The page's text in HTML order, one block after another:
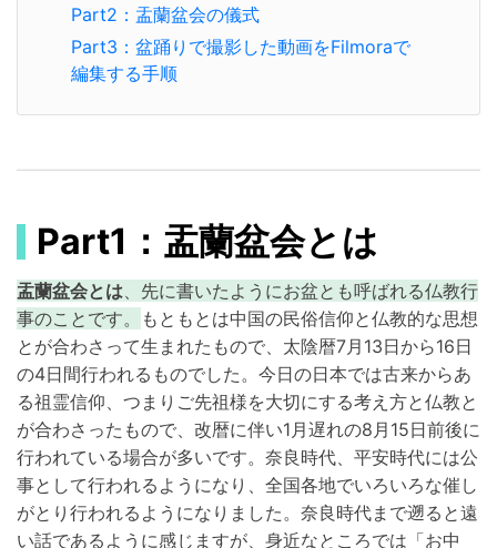
Part2：盂蘭盆会の儀式
Part3：盆踊りで撮影した動画をFilmoraで
編集する手顺
Part1：盂蘭盆会とは
盂蘭盆会とは、先に書いたようにお盆とも呼ばれる仏教行
事のことです。
もともとは中国の民俗信仰と仏教的な思想
とが合わさって生まれたもので、太陰暦7月13日から16日
の4日間行われるものでした。今日の日本では古来からあ
る祖霊信仰、つまりご先祖様を大切にする考え方と仏教と
が合わさったもので、改暦に伴い1月遅れの8月15日前後に
行われている場合が多いです。奈良時代、平安時代には公
事として行われるようになり、全国各地でいろいろな催し
がとり行われるようになりました。奈良時代まで遡ると遠
い話であるように感じますが、身近なところでは「お中